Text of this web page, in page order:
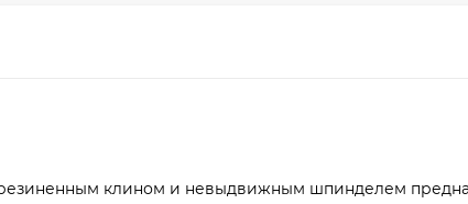
клином и невыдвижным шпинделем